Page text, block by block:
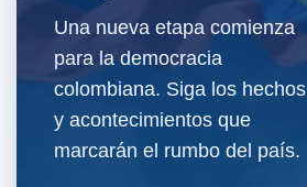
Una nueva etapa comienza
para la democracia
colombiana. Siga los hechos
y acontecimientos que
marcarán el rumbo del país.